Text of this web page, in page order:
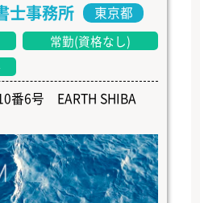
士事務所
東京都
常勤(資格なし)
番6号 EARTH SHIBA